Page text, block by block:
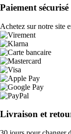
Paiement sécurisé
Achetez sur notre site
Livraison et